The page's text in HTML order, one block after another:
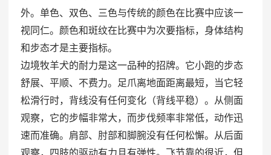
外。单色、双色、三色与传统的颜色在比赛中应该一
视同仁。颜色和斑纹在比赛中为次要指标，身体结构
和步态才是主要指标。
边境牧羊犬的耐力是这一品种的招牌。它小跑的步态
舒展、平顺、不费力。足爪离地面距离最短，当它轻
松滑行时，背线没有任何变化（背线平稳）。从侧面
观察，它的步幅非常大，而步伐频率非常低，动作迅
速而准确。肩部、肘部和脚腕没有任何松懈。从后面
观察，四肢的驱动有力且有弹性。飞节靠的很近，但